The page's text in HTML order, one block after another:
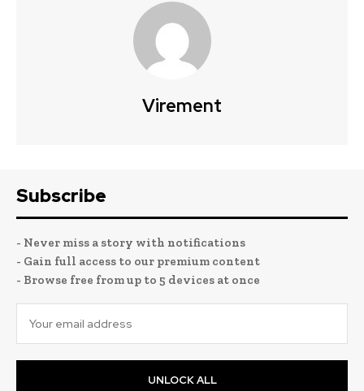
Virement
Subscribe
- Never miss a story with notifications
- Gain full access to our premium content
- Browse free from up to 5 devices at once
UNLOCK ALL